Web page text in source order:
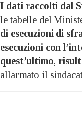
I dati raccolti dal
le tabelle del
di esecuzioni di
esecuzioni con
quest’ultimo,
allarmato il